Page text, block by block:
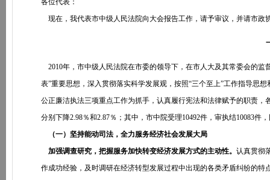
各位代表：
现在，我代表市中级人民法院向大会报告工作，请予审议，并请市政
2010年，市中级人民法院在市委的领导下，在市人大及其常委会的
表”重要思想，深入贯彻落实科学发展观，按照“三个至上”工作指导思
公正廉洁执法三项重点工作为抓手，认真履行宪法和法律赋予的职责，
分别下降2.98％和2.87％；其中，市中院受理10492件，审执结10083件
（一）坚持能动司法，全力服务经济社会发展大局
加强调查研究，把握服务加快转变经济发展方式的主动性。 认真贯彻
作成功经验，及时调研在经济转型发展过程中出现的各类矛盾纠纷的